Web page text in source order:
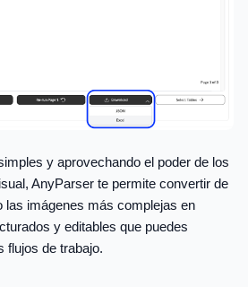
y aprovechando el poder de los
AnyParser te permite convertir de
las imágenes más complejas en
y editables que puedes
flujos de trabajo.